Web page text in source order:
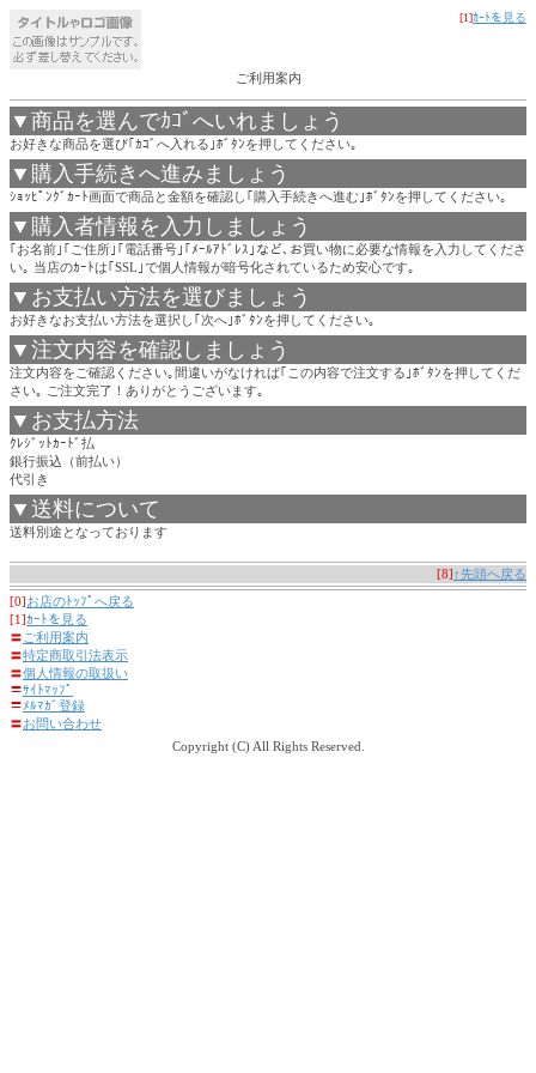
[1]ｶｰﾄを見る
ご利用案内
▼商品を選んでｶｺﾞへいれましょう
お好きな商品を選び｢ｶｺﾞへ入れる｣ﾎﾞﾀﾝを押してください｡
▼購入手続きへ進みましょう
ｼｮｯﾋﾟﾝｸﾞｶｰﾄ画面で商品と金額を確認し｢購入手続きへ進む｣ﾎﾞﾀﾝを押してください｡
▼購入者情報を入力しましょう
｢お名前｣｢ご住所｣｢電話番号｣｢ﾒｰﾙｱﾄﾞﾚｽ｣など､お買い物に必要な情報を入力してくださ
い｡ 当店のｶｰﾄは｢SSL｣で個人情報が暗号化されているため安心です｡
▼お支払い方法を選びましょう
お好きなお支払い方法を選択し｢次へ｣ﾎﾞﾀﾝを押してください｡
▼注文内容を確認しましょう
注文内容をご確認ください｡間違いがなければ｢この内容で注文する｣ﾎﾞﾀﾝを押してくだ
さい｡ ご注文完了！ありがとうございます｡
▼お支払方法
ｸﾚｼﾞｯﾄｶｰﾄﾞ払
銀行振込（前払い）
代引き
▼送料について
送料別途となっております
[8]↑先頭へ戻る
[0]お店のﾄｯﾌﾟへ戻る
[1]ｶｰﾄを見る
〓 ご利用案内
〓特定商取引法表示
〓個人情報の取扱い
〓ｻｲﾄﾏｯﾌﾟ
〓ﾒﾙﾏｶﾞ登録
〓お問い合わせ
Copyright (C) All Rights Reserved.